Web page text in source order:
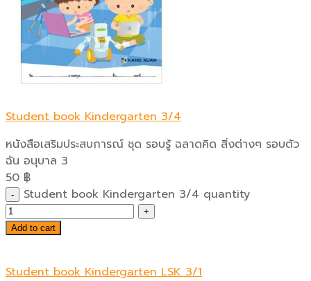
Student book Kindergarten 3/4
หนังสือเสริมประสบการณ์ ชุด รอบรู้ ฉลาดคิด สิ่งต่างๆ รอบตัว
ฉัน อนุบาล 3
50 ฿
Student book Kindergarten 3/4 quantity
Add to cart
Student book Kindergarten LSK 3/1